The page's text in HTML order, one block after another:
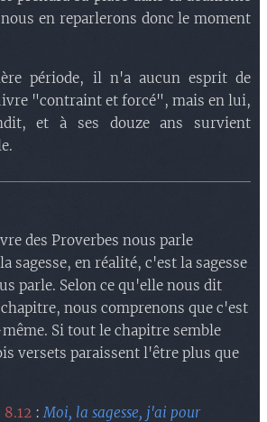
en reparlerons donc le moment
période, il n'a aucun esprit de
"contraint et forcé", mais en lui,
et à ses douze ans survient
des Proverbes nous parle
sagesse, en réalité, c'est la sagesse
parle. Selon ce qu'elle nous dit
nous comprenons que c'est
Si tout le chapitre semble
versets paraissent l'être plus que
8.12 :Moi, la sagesse, j'ai pour